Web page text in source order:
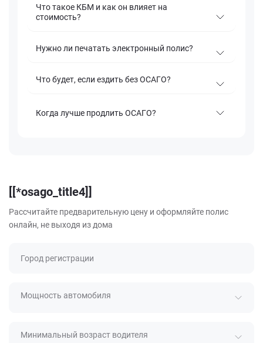
Что такое КБМ и как он влияет на
стоимость?
Нужно ли печатать электронный полис?
Что будет, если ездить без ОСАГО?
Когда лучше продлить ОСАГО?
[[*osago_title4]]
Рассчитайте предварительную цену и оформляйте полис
онлайн, не выходя из дома
Город регистрации
Мощность автомобиля
Минимальный возраст водителя